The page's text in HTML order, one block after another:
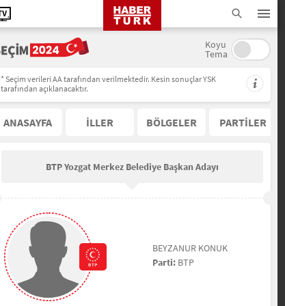
Koyu
Tema
* Seçim verileri AA tarafından verilmektedir. Kesin sonuçlar YSK
tarafından açıklanacaktır.
ANASAYFA İLLER BÖLGELER PARTİLER
BTP Yozgat Merkez Belediye Başkan Adayı
BEYZANUR KONUK
Parti: BTP